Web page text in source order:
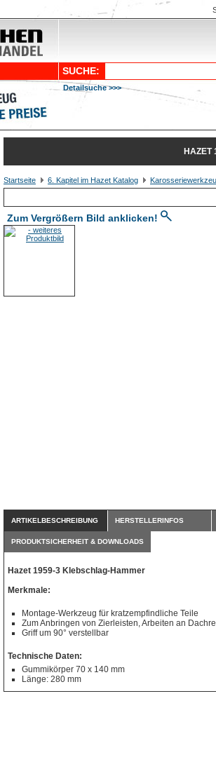
SUCHE:
Detailsuche >>>
HAZET
Startseite 6. Kapitel im Hazet Katalog
Zum Vergrößern Bild anklicken!
ARTIKELBESCHREIBUNG HERSTELLERINFOS
PRODUKTSICHERHEIT & DOWNLOADS
Hazet 1959-3 Klebschlag-Hammer
Merkmale:
Montage-Werkzeug für kratzempfindliche Teile
Zum Anbringen von Zierleisten, Arbeiten an
Griff um 90° verstellbar
Technische Daten:
Gummikörper 70 x 140 mm
Länge: 280 mm